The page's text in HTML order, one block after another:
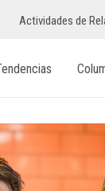
Actividades de